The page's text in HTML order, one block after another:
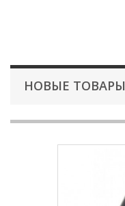
НОВЫЕ ТОВАРЫ